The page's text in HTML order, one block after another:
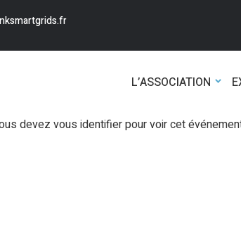
L’ASSOCIATION
devez vous identifier pour voir cet